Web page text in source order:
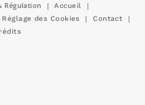
Régulation | Accueil |
Réglage des Cookies | Contact |